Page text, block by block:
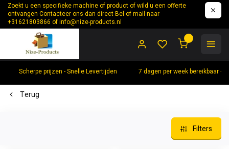
Zoekt u een specifieke machine of product of wild u een offerte
ontvangen Contacteer ons dan direct Bel of mail naar
+31621803866 ofinfo@nize-products.nl
Scherpe prijzen - Snelle Levertijden 7 dagen per week bereikbaar
Terug
Filters